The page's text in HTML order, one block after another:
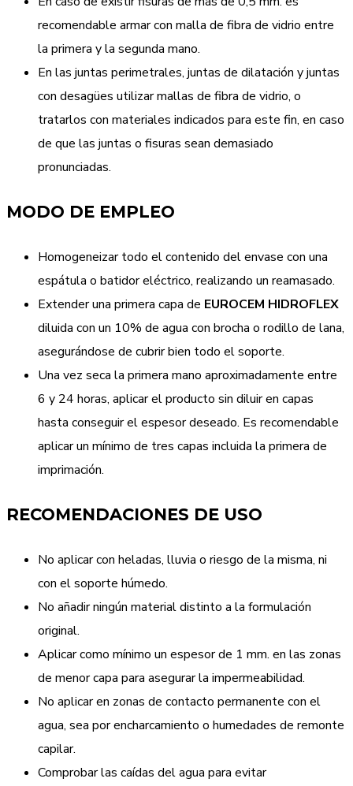
recomendable armar con malla de fibra de vidrio entre
la primera y la segunda mano.
En las juntas perimetrales, juntas de dilatación y juntas
con desagües utilizar mallas de fibra de vidrio, o
tratarlos con materiales indicados para este fin, en caso
de que las juntas o fisuras sean demasiado
pronunciadas.
MODO DE EMPLEO
Homogeneizar todo el contenido del envase con una
espátula o batidor eléctrico, realizando un reamasado.
Extender una primera capa de EUROCEM HIDROFLEX
diluida con un 10% de agua con brocha o rodillo de lana,
asegurándose de cubrir bien todo el soporte.
Una vez seca la primera mano aproximadamente entre
6 y 24 horas, aplicar el producto sin diluir en capas
hasta conseguir el espesor deseado. Es recomendable
aplicar un mínimo de tres capas incluida la primera de
imprimación.
RECOMENDACIONES DE USO
No aplicar con heladas, lluvia o riesgo de la misma, ni
con el soporte húmedo.
No añadir ningún material distinto a la formulación
original.
Aplicar como mínimo un espesor de 1 mm. en las zonas
de menor capa para asegurar la impermeabilidad.
No aplicar en zonas de contacto permanente con el
agua, sea por encharcamiento o humedades de remonte
capilar.
Comprobar las caídas del agua para evitar